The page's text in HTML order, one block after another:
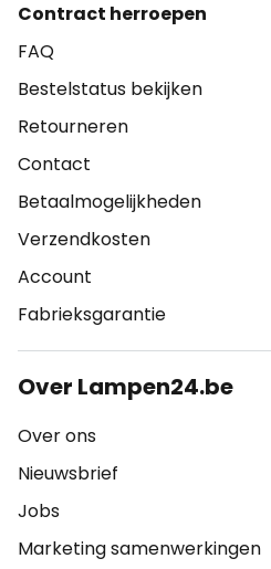
Contract herroepen
FAQ
Bestelstatus bekijken
Retourneren
Contact
Betaalmogelijkheden
Verzendkosten
Account
Fabrieksgarantie
Over Lampen24.be
Over ons
Nieuwsbrief
Jobs
Marketing samenwerkingen